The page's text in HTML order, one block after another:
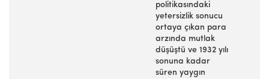
politikasındaki
yetersizlik sonucu
ortaya çıkan para
arzında mutlak
düşüştü ve 1932 yılı
sonuna kadar
süren yaygın